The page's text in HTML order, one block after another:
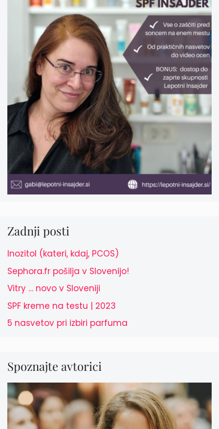
Zadnji posti
Inozitol (kateri, kdaj, PCOS)
Sephora.fr pošilja v Slovenijo!
Vitry … novo v Sloveniji
SPF kreme na testu | 2023
5 nasvetov pri izbiri parfuma
Spoznajte avtorici